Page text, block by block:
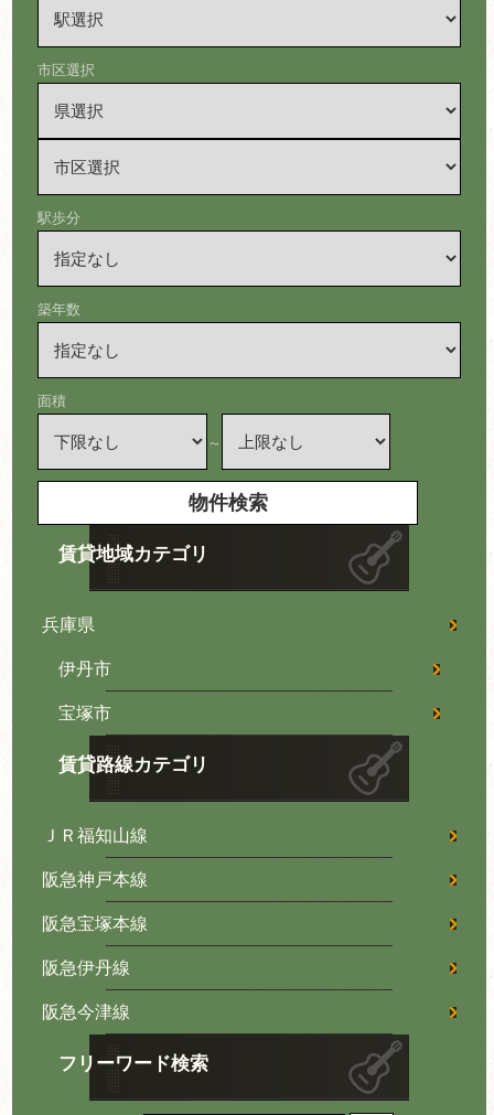
市区選択
駅歩分
築年数
面積
～
賃貸地域カテゴリ
兵庫県
伊丹市
宝塚市
賃貸路線カテゴリ
ＪＲ福知山線
阪急神戸本線
阪急宝塚本線
阪急伊丹線
阪急今津線
フリーワード検索